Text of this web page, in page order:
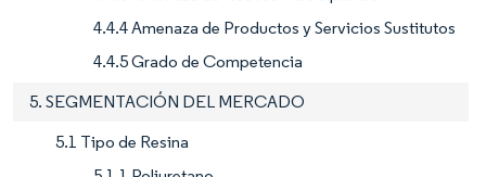
4.4.4 Amenaza de Productos y Servicios Sustitutos
4.4.5 Grado de Competencia
5. SEGMENTACIÓN DEL MERCADO
5.1 Tipo de Resina